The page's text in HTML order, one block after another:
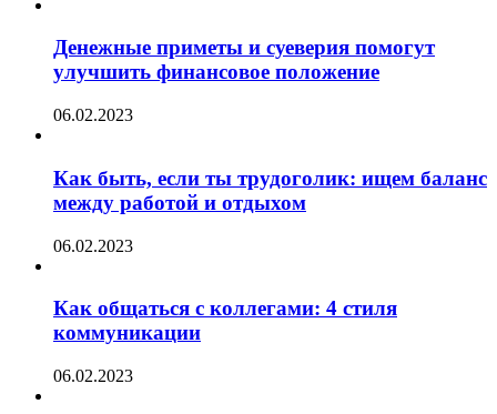
Денежные приметы и суеверия помогут
улучшить финансовое положение
06.02.2023
Как быть, если ты трудоголик: ищем баланс
между работой и отдыхом
06.02.2023
Как общаться с коллегами: 4 стиля
коммуникации
06.02.2023